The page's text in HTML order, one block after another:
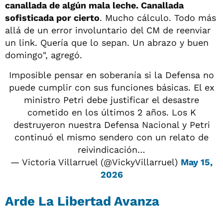
canallada de algún mala leche. Canallada
sofisticada por cierto. Mucho cálculo. Todo más
allá de un error involuntario del CM de reenviar
un link. Quería que lo sepan. Un abrazo y buen
domingo", agregó.
Imposible pensar en soberanía si la Defensa no
puede cumplir con sus funciones básicas. El ex
ministro Petri debe justificar el desastre
cometido en los últimos 2 años. Los K
destruyeron nuestra Defensa Nacional y Petri
continuó el mismo sendero con un relato de
reivindicación…
— Victoria Villarruel (@VickyVillarruel) May 15,
2026
Arde La Libertad Avanza